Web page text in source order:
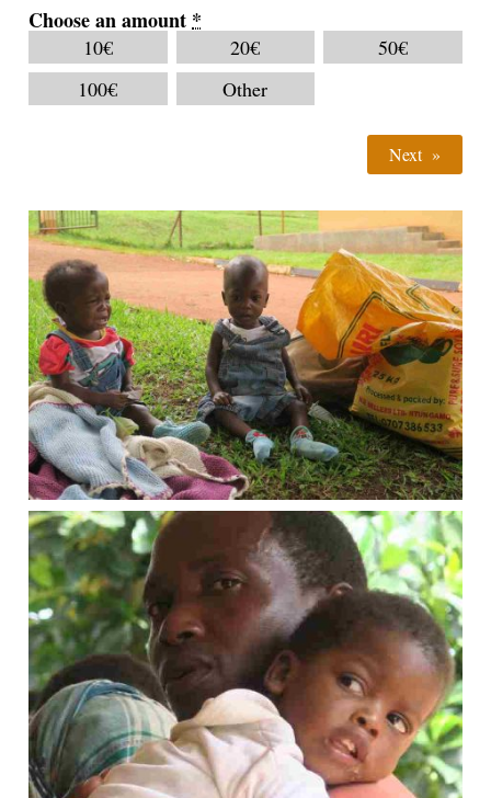
Choose an amount *
10€ 20€ 50€
100€ Other
»